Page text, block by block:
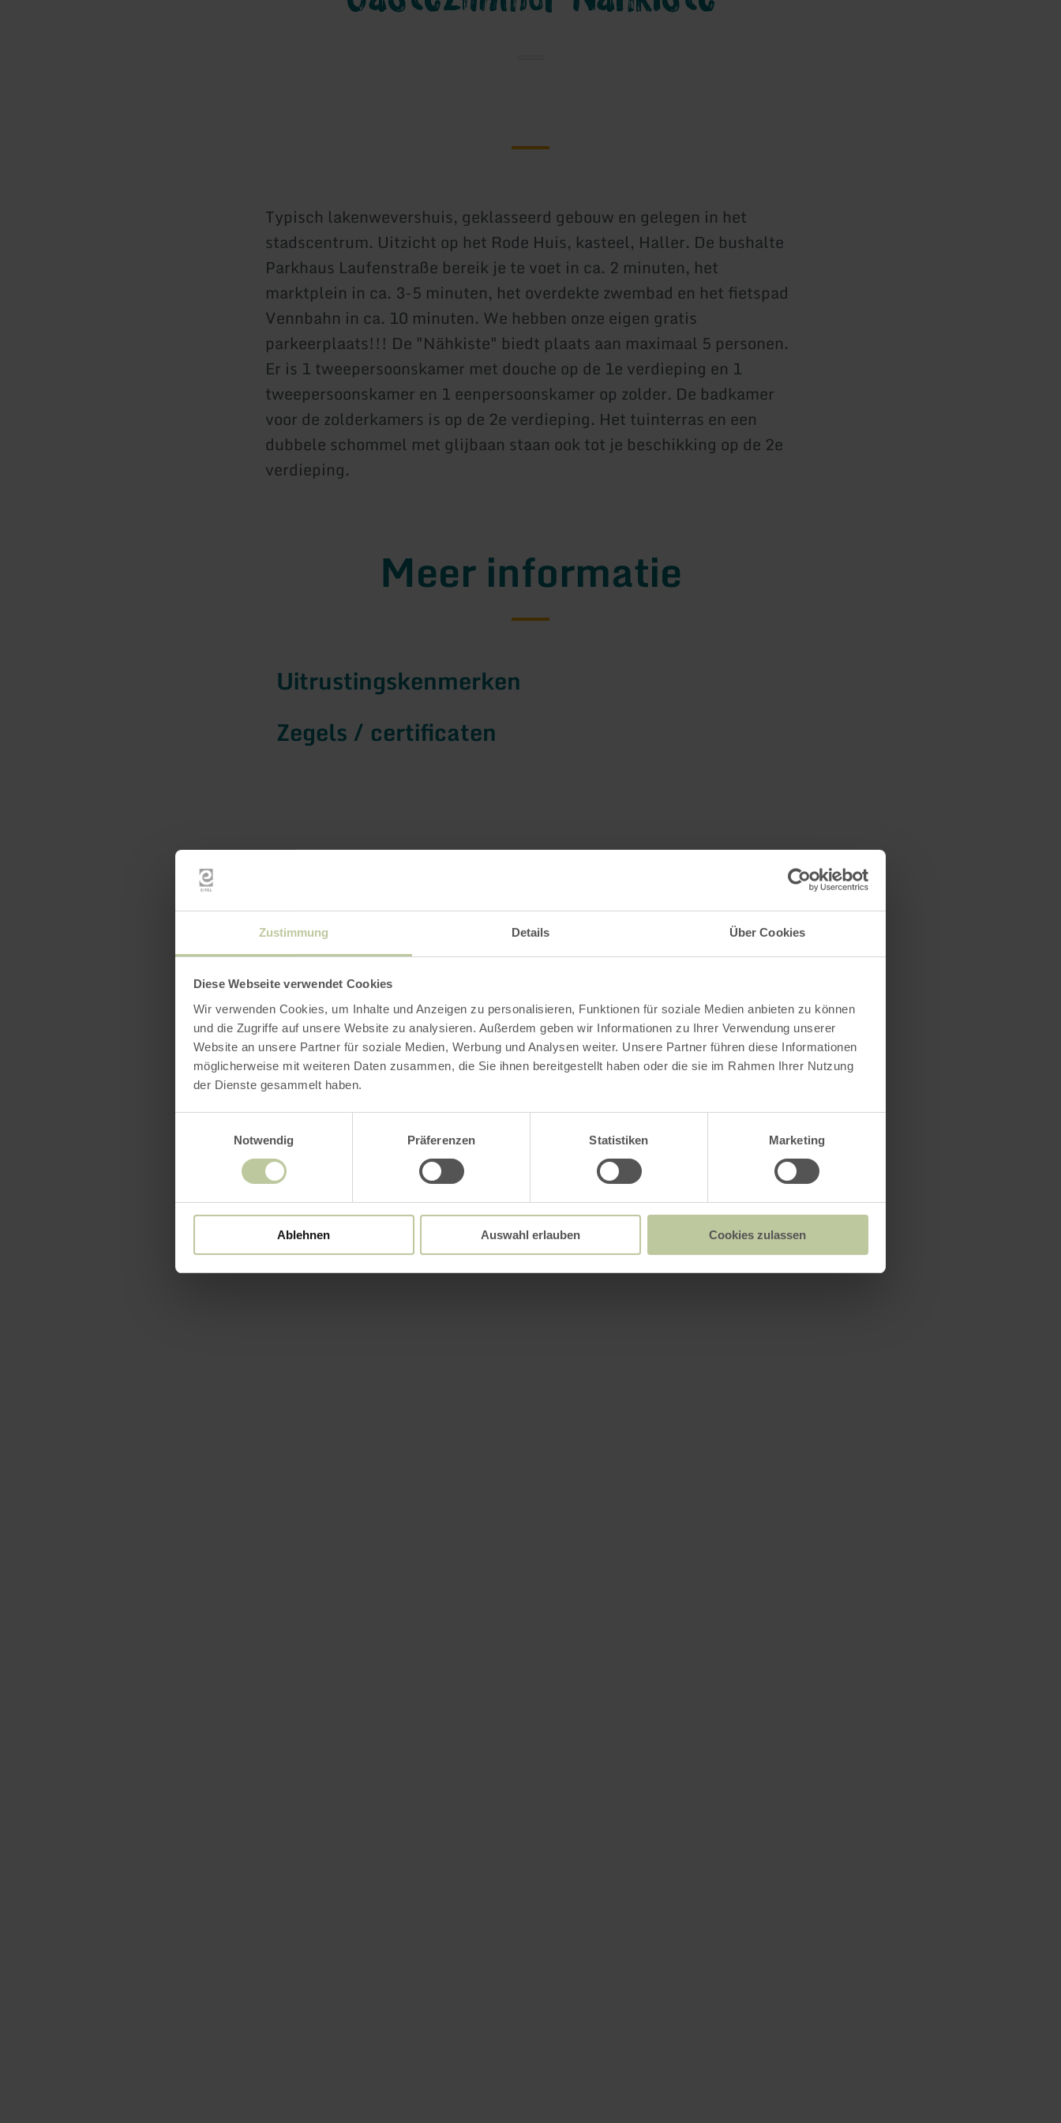
Zustimmung Details Über Cookies
Diese Webseite verwendet Cookies
Wir verwenden Cookies, um Inhalte und Anzeigen zu personalisieren, Funktionen für soziale Medien anbieten zu können
und die Zugriffe auf unsere Website zu analysieren. Außerdem geben wir Informationen zu Ihrer Verwendung unserer
Website an unsere Partner für soziale Medien, Werbung und Analysen weiter. Unsere Partner führen diese Informationen
möglicherweise mit weiteren Daten zusammen, die Sie ihnen bereitgestellt haben oder die sie im Rahmen Ihrer Nutzung
der Dienste gesammelt haben.
Notwendig
Präferenzen Statistiken Marketing
Ablehnen Auswahl erlauben Cookies zulassen
Typisch lakenwevershuis, geklasseerd gebouw en gelegen in het
stadscentrum. Uitzicht op het Rode Huis, kasteel, Haller. De bushalte
Parkhaus Laufenstraße bereik je te voet in ca. 2 minuten, het
marktplein in ca. 3-5 minuten, het overdekte zwembad en het fietspad
Vennbahn in ca. 10 minuten. We hebben onze eigen gratis
parkeerplaats!!! De "Nähkiste" biedt plaats aan maximaal 5 personen.
Er is 1 tweepersoonskamer met douche op de 1e verdieping en 1
tweepersoonskamer en 1 eenpersoonskamer op zolder. De badkamer
voor de zolderkamers is op de 2e verdieping. Het tuinterras en een
dubbele schommel met glijbaan staan ook tot je beschikking op de 2e
verdieping.
Meer informatie
Uitrustingskenmerken
Zegels / certificaten